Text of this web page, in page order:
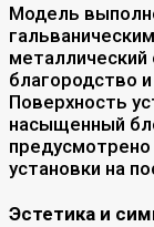
Модель
благородство
Поверхность
насыщенный
установки на
Эстетика и